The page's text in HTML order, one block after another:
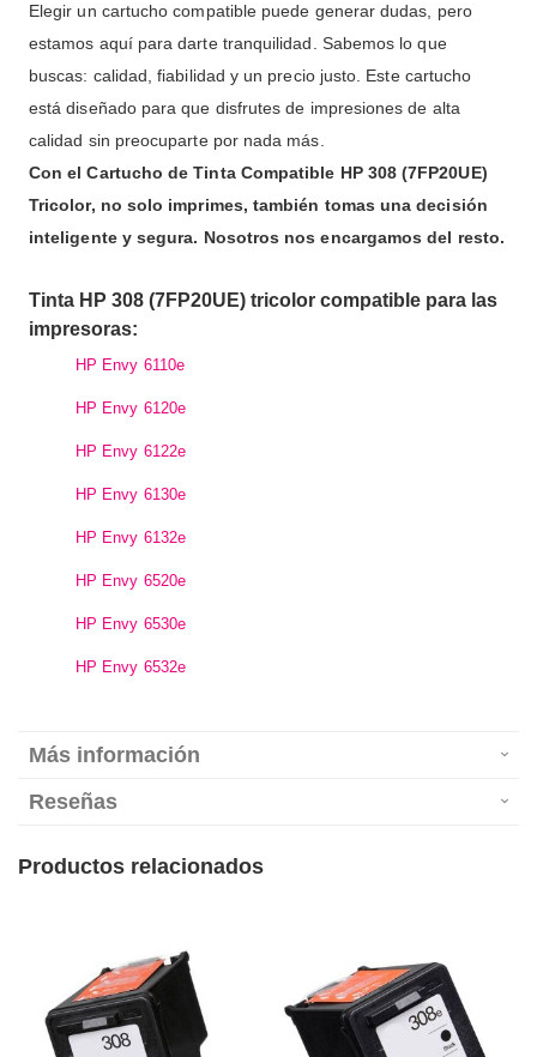
Elegir un cartucho compatible puede generar dudas, pero
estamos aquí para darte tranquilidad. Sabemos lo que
buscas: calidad, fiabilidad y un precio justo. Este cartucho
está diseñado para que disfrutes de impresiones de alta
calidad sin preocuparte por nada más.
Con el Cartucho de Tinta Compatible HP 308 (7FP20UE)
Tricolor, no solo imprimes, también tomas una decisión
inteligente y segura. Nosotros nos encargamos del resto.
Tinta HP 308 (7FP20UE) tricolor compatible para las
impresoras:
HP Envy 6110e
HP Envy 6120e
HP Envy 6122e
HP Envy 6130e
HP Envy 6132e
HP Envy 6520e
HP Envy 6530e
HP Envy 6532e
Más información
Reseñas
Productos relacionados